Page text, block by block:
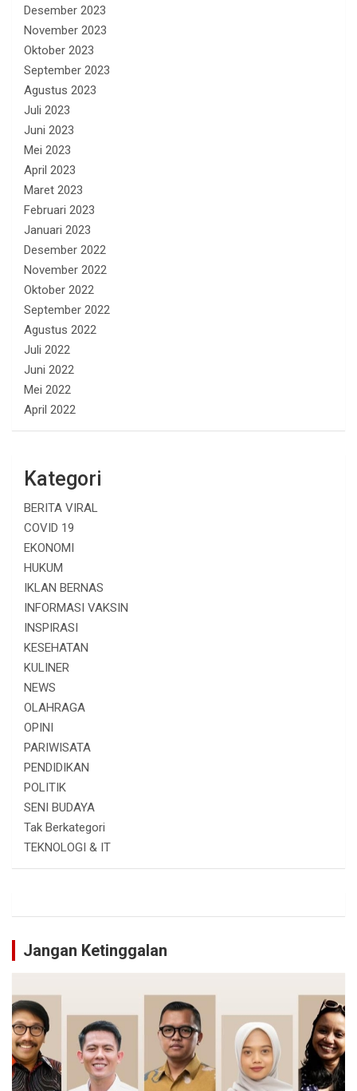
Desember 2023
November 2023
Oktober 2023
September 2023
Agustus 2023
Juli 2023
Juni 2023
Mei 2023
April 2023
Maret 2023
Februari 2023
Januari 2023
Desember 2022
November 2022
Oktober 2022
September 2022
Agustus 2022
Juli 2022
Juni 2022
Mei 2022
April 2022
Kategori
BERITA VIRAL
COVID 19
EKONOMI
HUKUM
IKLAN BERNAS
INFORMASI VAKSIN
INSPIRASI
KESEHATAN
KULINER
NEWS
OLAHRAGA
OPINI
PARIWISATA
PENDIDIKAN
POLITIK
SENI BUDAYA
Tak Berkategori
TEKNOLOGI & IT
Jangan Ketinggalan